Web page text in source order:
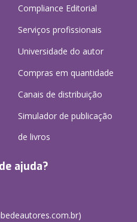
Compliance Editorial
Serviços profissionais
Universidade do autor
Compras em quantidade
Canais de distribuição
Simulador de publicação
de livros
ajuda?